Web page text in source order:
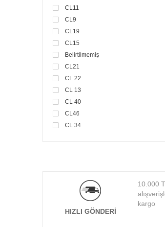
CL11
CL9
CL19
CL15
Belirtilmemiş
CL21
CL 22
CL 13
CL 40
CL46
CL 34
HIZLI GÖNDERI
10.000
kargo